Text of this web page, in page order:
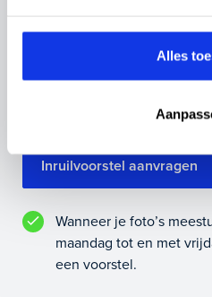
Alles
Kenteken huidige auto
Inruilvoorstel aanvragen
Wanneer je foto’s
maandag tot en met
een voorstel.